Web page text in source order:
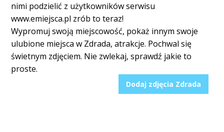
nimi podzielić z użytkowników serwisu
www.emiejsca.pl zrób to teraz!
Wypromuj swoją miejscowość, pokaż innym swoje
ulubione miejsca w Zdrada, atrakcje. Pochwal się
świetnym zdjęciem. Nie zwlekaj, sprawdź jakie to
proste.
Dodaj zdjęcia Zdrada